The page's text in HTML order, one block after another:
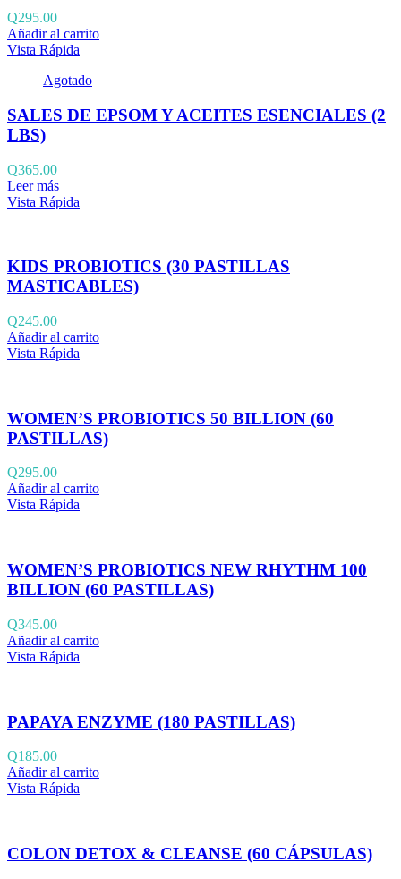
Q295.00
Añadir al carrito
Vista Rápida
Agotado
SALES DE EPSOM Y ACEITES ESENCIALES (2
LBS)
Q365.00
Leer más
Vista Rápida
KIDS PROBIOTICS (30 PASTILLAS
MASTICABLES)
Q245.00
Añadir al carrito
Vista Rápida
WOMEN’S PROBIOTICS 50 BILLION (60
PASTILLAS)
Q295.00
Añadir al carrito
Vista Rápida
WOMEN’S PROBIOTICS NEW RHYTHM 100
BILLION (60 PASTILLAS)
Q345.00
Añadir al carrito
Vista Rápida
PAPAYA ENZYME (180 PASTILLAS)
Q185.00
Añadir al carrito
Vista Rápida
COLON DETOX & CLEANSE (60 CÁPSULAS)